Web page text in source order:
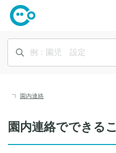
園内連絡
園内連絡でできる